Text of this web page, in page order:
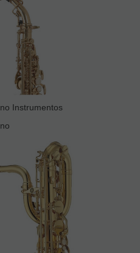
Instrumentos